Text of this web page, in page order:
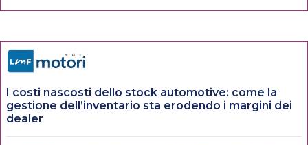
I costi nascosti dello stock automotive: come la
gestione dell’inventario sta erodendo i margini dei
dealer